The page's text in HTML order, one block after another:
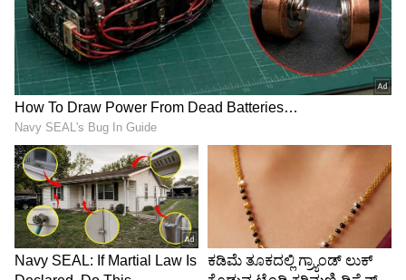
ಮಾಡುತ್ತೇನೆ. ಅದೇ ದಿನ ಪಕ್ಷಕ್ಕೆ ರಾಜೀನಾಮೆ ನೀಡುತ್ತೇನೆ.
ಅಷ್ಟೇ ಅಲ್ಲದೆ ಅಲಿಂಗೌ ಸಮಾವೇಶವನ್ನು ನಡೆಸುತ್ತೇನೆ
ಎಂದೆಲ್ಲಾ ಹೇಳಿಕೊಂಡಿದ್ದರು. ಇದಾದ ಬಳಿಕ ಸಿದ್ದರಾಮಯ್ಯ
ಅವರು ಸ್ವತಃ ಸಿಎಂ ಇಬ್ರಾಹಿಂ ಜೊತೆ ಮಾತುಕತೆ ನಡೆಸಿದ್ದರು.
ತನ್ನ ಸ್ನೇಹಿತ ಎಚ್‌ಸಿ ಮಹದೇವಪ್ಪ ಅವರನ್ನು ಸಿಎಂ ಇಬ್ರಾಹಿಂ
ನಿವಾಸಕ್ಕೆ ಕಳಿಸಿ ಸಂಧಾನ ಪ್ರಯತ್ನ ನಡೆಸಿದ್ದರು.
ಜೆಡಿಎಸ್ ರಾಜ್ಯಾಧ್ಯಕ್ಷ ಸ್ಥಾನದ ಮೇಲೆ ಕಣ್ಣಿಟ್ಟಿರುವ
ಇಬ್ರಾಹಿಂ
ಹೌದು...ವಿಧಾನಪರಿಷತ್ ವಿರೋಧ ಪಕ್ಷದ ನಾಯಕ ಹುದ್ದೆ